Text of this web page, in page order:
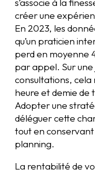
s’associe à la
créer une
En 2023, les
qu’un praticien
perd en moyenne
par appel. Sur
consultations, cela
heure et demie de
Adopter une
déléguer cette
tout en
planning.
La rentabilité de